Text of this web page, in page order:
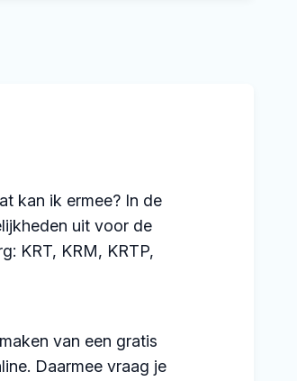
kan ik ermee? In de
uit voor de
KRT, KRM, KRTP,
van een gratis
Daarmee vraag je